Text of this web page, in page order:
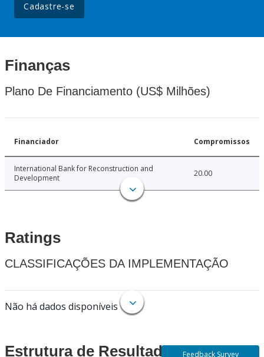
Cadastre-se
Finanças
Plano De Financiamento (US$ Milhões)
Financiador Compromissos
International Bank for Reconstruction and
Development
20.00
Ratings
CLASSIFICAÇÕES DA IMPLEMENTAÇÃO
Não há dados disponíveis
Estrutura de Resultados Feedback Survey